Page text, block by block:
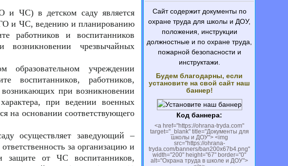
и ЧС) в детском саду является
и ЧС, ведению и планированию
работников и воспитанников
возникновении чрезвычайных
учреждении
воспитанников, работников,
при возникновении
при ведении военных
на основании соответствующего
осуществляет заведующий –
за организацию и
защите от ЧС воспитанников,
Сайт содержит документы по
охране труда для школы и ДОУ,
положения, инструкции
должностные и по охране труда,
пожарной безопасности и
инструктажи.
Будем благодарны, если
установите на свой сайт наш
баннер!
Код баннера:
<a href="https://ohrana-tryda.com"
target="_blank" title="Документы для
школы и ДОУ"> <img
src="https://ohrana-
tryda.com/banners/ban200x67b4.png"
width="200" height="67" border="0"
alt="Охрана труда в школе и ДОУ">